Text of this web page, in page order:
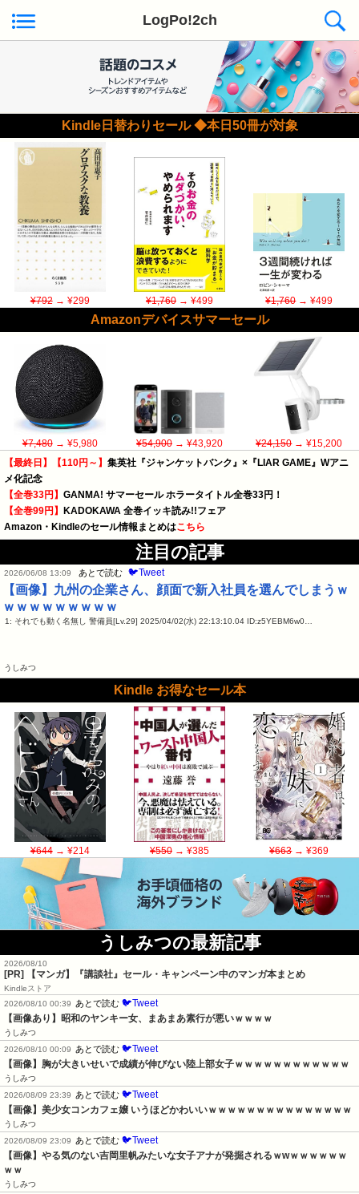
LogPo!2ch
Kindle日替わりセール ◆本日50冊が対象
¥792→ ¥299 ¥1,760→ ¥499 ¥1,760→ ¥499
Amazonデバイスサマーセール
¥7,480→ ¥5,980 ¥54,900→ ¥43,920 ¥24,150→ ¥15,200
【最終日】【110円～】 集英社『ジャンケットバンク』×『LIAR GAME』Wアニ
メ化記念
【全巻33円】 GANMA! サマーセール ホラータイトル全巻33円！
【全巻99円】
KADOKAWA 全巻イッキ読み!!フェア
Amazon・Kindleのセール情報まとめはこちら
注目の記事
2026/06/08 13:09 あとで読む 🐦Tweet
【画像】九州の企業さん、顔面で新入社員を選んでしまうｗ
ｗｗｗｗｗｗｗｗｗ
1: それでも動く名無し 警備員[Lv.29] 2025/04/02(水) 22:13:10.04 ID:z5YEBM6w0…
うしみつ
Kindle お得なセール本
¥644→ ¥214 ¥550→ ¥385 ¥663→ ¥369
うしみつの最新記事
2026/08/10
[PR] 【マンガ】『講談社』セール・キャンペーン中のマンガ本まとめ
Kindleストア
2026/08/10 00:39
あとで読む 🐦Tweet
【画像あり】昭和のヤンキー女、まあまあ素行が悪いｗｗｗｗ
うしみつ
2026/08/10 00:09
あとで読む 🐦Tweet
【画像】胸が大きいせいで成績が伸びない陸上部女子ｗｗｗｗｗｗｗｗｗｗｗｗ
うしみつ
2026/08/09 23:39
あとで読む 🐦Tweet
【画像】美少女コンカフェ嬢 いうほどかわいいｗｗｗｗｗｗｗｗｗｗｗｗｗｗｗ
うしみつ
2026/08/09 23:09
あとで読む 🐦Tweet
【画像】やる気のない吉岡里帆みたいな女子アナが発掘されるｗwｗｗｗｗｗｗ
ｗｗ
うしみつ